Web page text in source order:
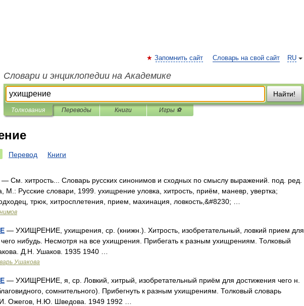
RU
Запомнить сайт Словарь на свой сайт
Словари и энциклопедии на Академике
Найти!
Толкования Переводы Книги Игры ⚽
Перевод Книги
— См. хитрость... Словарь русских синонимов и сходных по смыслу выражений. под. ред.
М.: Русские словари, 1999. ухищрение уловка, хитрость, приём, маневр, увертка;
трюк, хитросплетения, прием, махинация, ловкость,&#8230; …
— УХИЩРЕНИЕ, ухищрения, ср. (книжн.). Хитрость, изобретательный, ловкий прием для
нибудь. Несмотря на все ухищрения. Прибегать к разным ухищрениям. Толковый
Д.Н. Ушаков. 1935 1940 …
Ушакова
— УХИЩРЕНИЕ, я, ср. Ловкий, хитрый, изобретательный приём для достижения чего н.
сомнительного). Прибегнуть к разным ухищрениям. Толковый словарь
Ожегов, Н.Ю. Шведова. 1949 1992 …